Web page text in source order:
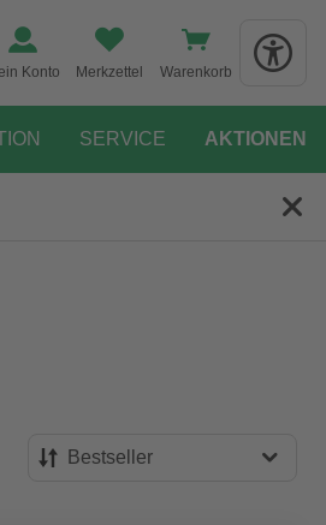
Konto Merkzettel Warenkorb
SERVICE AKTIONEN
Bestseller